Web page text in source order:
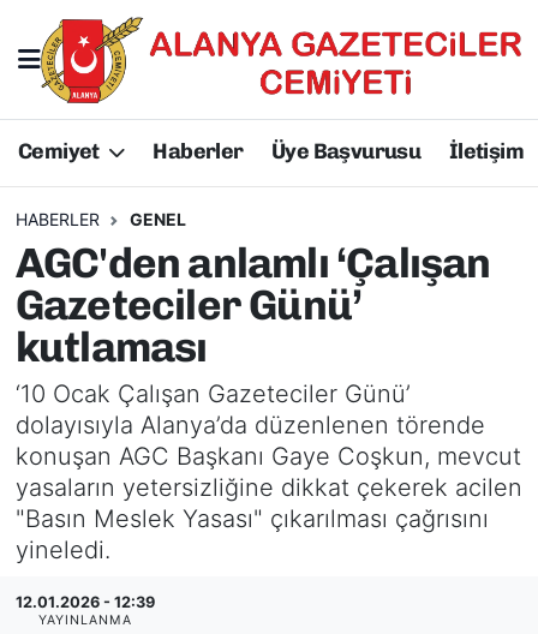
Cemiyet Haberler Üye Başvurusu İletişim
HABERLER GENEL
AGC'den anlamlı ‘Çalışan
Gazeteciler Günü’
kutlaması
‘10 Ocak Çalışan Gazeteciler Günü’
dolayısıyla Alanya’da düzenlenen törende
konuşan AGC Başkanı Gaye Coşkun, mevcut
yasaların yetersizliğine dikkat çekerek acilen
"Basın Meslek Yasası" çıkarılması çağrısını
yineledi.
12.01.2026 - 12:39
YAYINLANMA
Hakkımızda
Başkanlarımız
Yönetim Kurulu
Üyelerimiz
Tüzüğümüz
Üye Başvurusu
Başkan Hakkında
AGC Hakkında
Yönetim Kurulu
Üyelerimiz
Başkanlarımız
Tüzüğümüz